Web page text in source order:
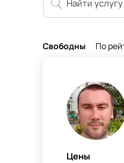
Свободны По
Цены